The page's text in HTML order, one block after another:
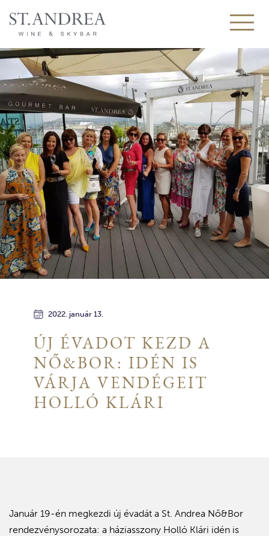
2022. január 13.
ÚJ ÉVADOT KEZD A
NŐ&BOR: IDÉN IS
VÁRJA VENDÉGEIT
HOLLÓ KLÁRI
Január 19-én megkezdi új évadát a St. Andrea Nő&Bor
rendezvénysorozata: a háziasszony Holló Klári idén is